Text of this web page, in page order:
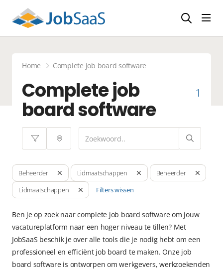
Home Complete job board software
Complete job
board software
1
Beheerder Lidmaatschappen
Beheerder
Lidmaatschappen
Filters wissen
Ben je op zoek naar complete job board software om jouw
vacatureplatform naar een hoger niveau te tillen? Met
JobSaaS beschik je over alle tools die je nodig hebt om een
professioneel en efficiënt job board te maken. Onze job
board software is ontworpen om werkgevers, werkzoekenden